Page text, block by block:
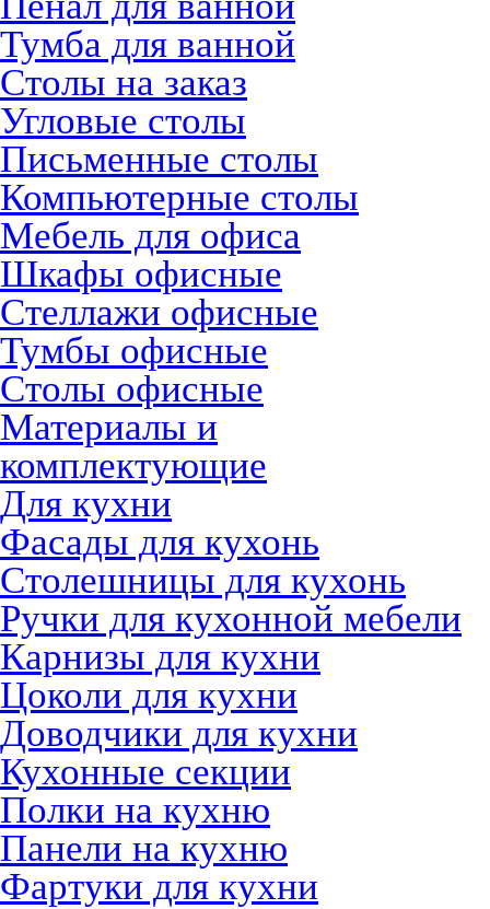
Тумба для ванной
Столы на заказ
Угловые столы
Письменные столы
Компьютерные столы
Мебель для офиса
Шкафы офисные
Стеллажи офисные
Тумбы офисные
Столы офисные
Материалы и
комплектующие
Для кухни
Фасады для кухонь
Столешницы для кухонь
Ручки для кухонной мебели
Карнизы для кухни
Цоколи для кухни
Доводчики для кухни
Кухонные секции
Полки на кухню
Панели на кухню
Фартуки для кухни